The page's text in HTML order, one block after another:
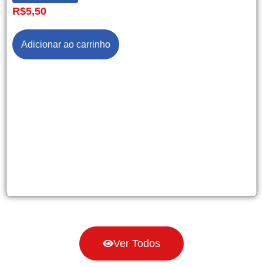
R$5,50
Adicionar ao carrinho
Ver Todos